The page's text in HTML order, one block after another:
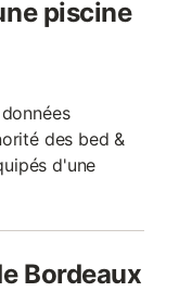
piscine
des bed &
d'une
Bordeaux